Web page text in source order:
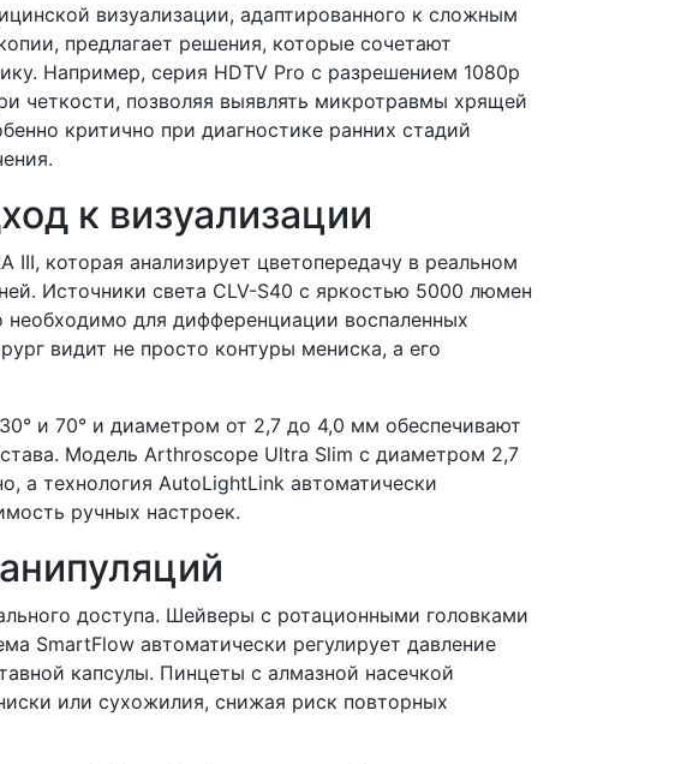
визуализации, адаптированного к сложным
предлагает решения, которые сочетают
Например, серия HDTV Pro с разрешением 1080p
четкости, позволяя выявлять микротравмы хрящей
критично при диагностике ранних стадий
к визуализации
которая анализирует цветопередачу в реальном
Источники света CLV-S40 с яркостью 5000 люмен
необходимо для дифференциации воспаленных
видит не просто контуры мениска, а его
и 70° и диаметром от 2,7 до 4,0 мм обеспечивают
Модель Arthroscope Ultra Slim с диаметром 2,7
а технология AutoLightLink автоматически
ручных настроек.
доступа. Шейверы с ротационными головками
SmartFlow автоматически регулирует давление
капсулы. Пинцеты с алмазной насечкой
или сухожилия, снижая риск повторных